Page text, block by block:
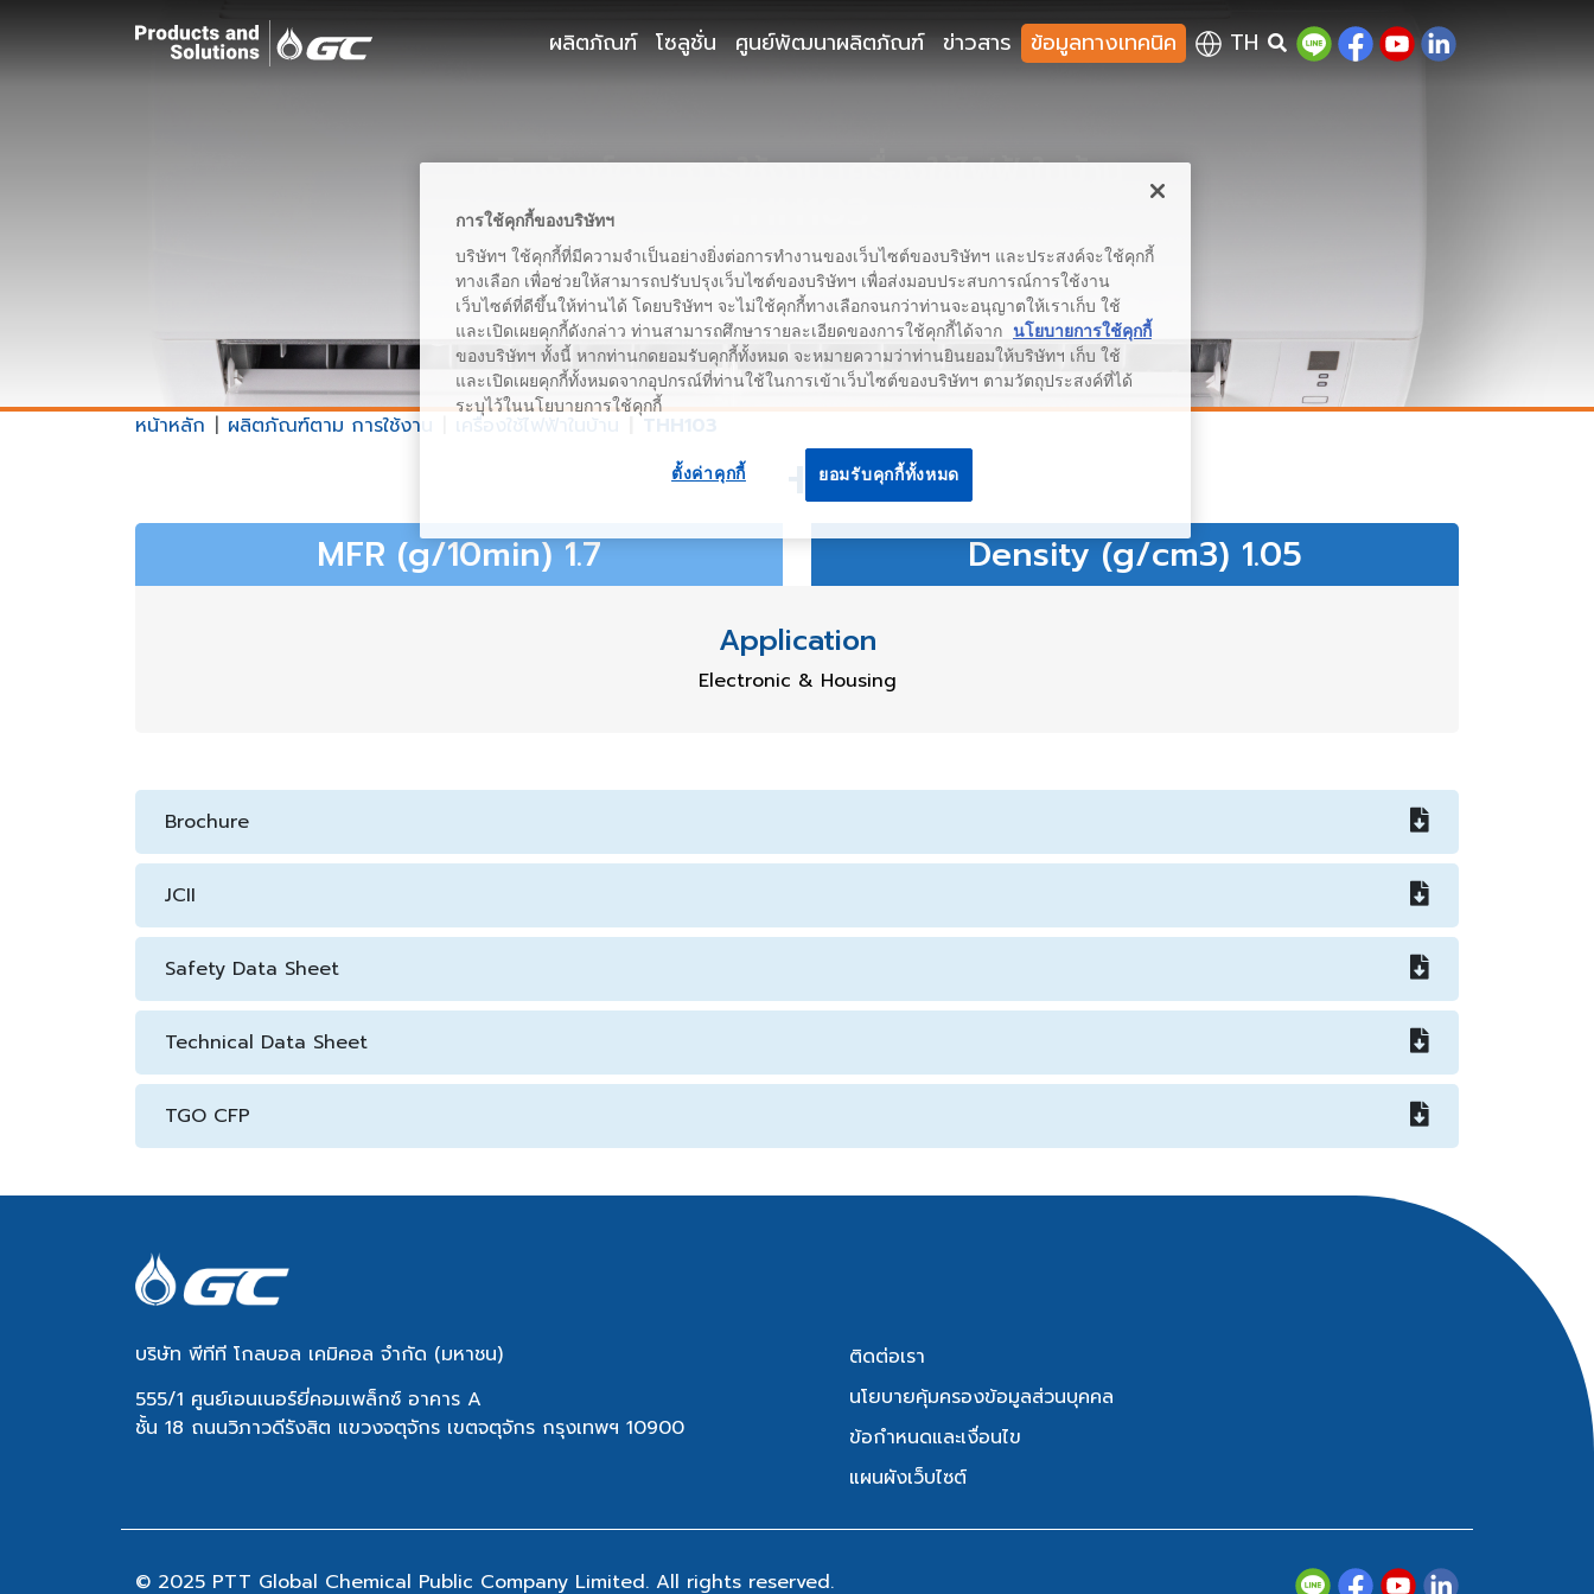
ผลิตภัณฑ์ โซลูชั่น ศูนย์พัฒนาผลิตภัณฑ์ ข่าวสาร ข้อมูลทางเทคนิค TH
ผลิตภัณฑ์ตาม การใช้งาน เครื่องใช้ไฟฟ้าในบ้าน
หน้าหลัก ผลิตภัณฑ์ตาม การใช้งาน เครื่องใช้ไฟฟ้าในบ้าน THH103
THH103
MFR (g/10min) 1.7 Density (g/cm3) 1.05
Application
Electronic & Housing
Brochure
JCII
Safety Data Sheet
Technical Data Sheet
TGO CFP
บริษัท พีทีที โกลบอล เคมิคอล จำกัด (มหาชน)
555/1 ศูนย์เอนเนอร์ยี่คอมเพล็กซ์ อาคาร A
ชั้น 18 ถนนวิภาวดีรังสิต แขวงจตุจักร เขตจตุจักร กรุงเทพฯ 10900
ติดต่อเรา
นโยบายคุ้มครองข้อมูลส่วนบุคคล
ข้อกำหนดและเงื่อนไข
แผนผังเว็บไซต์
© 2025 PTT Global Chemical Public Company Limited. All rights reserved.
การใช้คุกกี้ของบริษัทฯ
บริษัทฯ ใช้คุกกี้ที่มีความจำเป็นอย่างยิ่งต่อการทำงานของเว็บไซต์ของบริษัทฯ และประสงค์จะใช้คุกกี้
ทางเลือก เพื่อช่วยให้สามารถปรับปรุงเว็บไซต์ของบริษัทฯ เพื่อส่งมอบประสบการณ์การใช้งาน
เว็บไซต์ที่ดีขึ้นให้ท่านได้ โดยบริษัทฯ จะไม่ใช้คุกกี้ทางเลือกจนกว่าท่านจะอนุญาตให้เราเก็บ ใช้
และเปิดเผยคุกกี้ดังกล่าว ท่านสามารถศึกษารายละเอียดของการใช้คุกกี้ได้จาก นโยบายการใช้คุกกี้
ของบริษัทฯ ทั้งนี้ หากท่านกดยอมรับคุกกี้ทั้งหมด จะหมายความว่าท่านยินยอมให้บริษัทฯ เก็บ ใช้
และเปิดเผยคุกกี้ทั้งหมดจากอุปกรณ์ที่ท่านใช้ในการเข้าเว็บไซต์ของบริษัทฯ ตามวัตถุประสงค์ที่ได้
ระบุไว้ในนโยบายการใช้คุกกี้
ยอมรับคุกกี้ทั้งหมด
ตั้งค่าคุกกี้